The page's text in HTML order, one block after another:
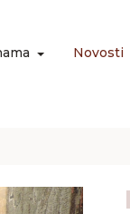
Novosti